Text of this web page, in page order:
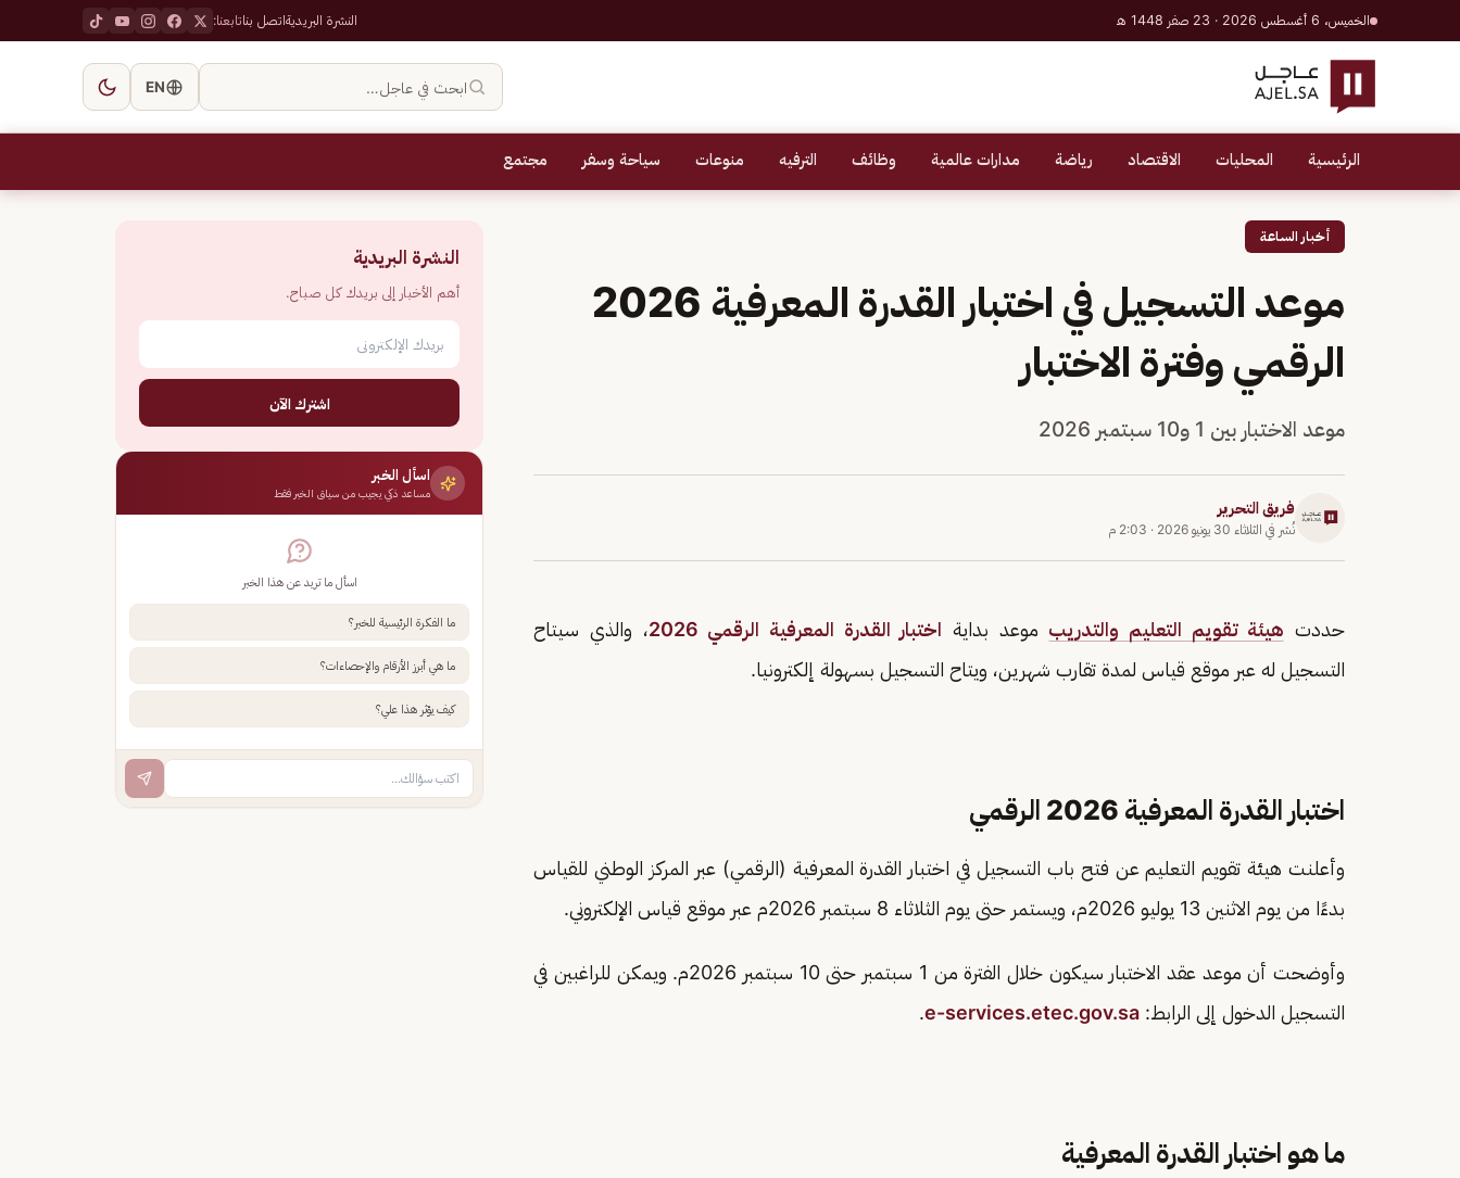
الخميس، 6 أغسطس 2026 · 23 صفر 1448 هـ النشرة البريديةاتصل بناتابعنا:
ابحث في عاجل… EN
الرئيسية المحليات الاقتصاد رياضة مدارات عالمية وظائف الترفيه منوعات سياحة وسفر مجتمع
أخبار الساعة
موعد التسجيل في اختبار القدرة المعرفية 2026
الرقمي وفترة الاختبار
موعد الاختبار بين 1 و10 سبتمبر 2026
فريق التحرير
نُشر في الثلاثاء 30 يونيو 2026 · 2:03 م
حددت هيئة تقويم التعليم والتدريب موعد بداية اختبار القدرة المعرفية الرقمي 2026
، والذي سيتاح
التسجيل له عبر موقع قياس لمدة تقارب شهرين، ويتاح التسجيل بسهولة إلكترونيا.
اختبار القدرة المعرفية 2026 الرقمي
وأعلنت هيئة تقويم التعليم عن فتح باب التسجيل في اختبار القدرة المعرفية (الرقمي) عبر المركز الوطني للقياس
بدءًا من يوم الاثنين 13 يوليو 2026م، ويستمر حتى يوم الثلاثاء 8 سبتمبر 2026م عبر موقع قياس الإلكتروني.
وأوضحت أن موعد عقد الاختبار سيكون خلال الفترة من 1 سبتمبر حتى 10 سبتمبر 2026م. ويمكن للراغبين في
التسجيل الدخول إلى الرابط: e-services.etec.gov.sa
.
ما هو اختبار القدرة المعرفية
النشرة البريدية
أهم الأخبار إلى بريدك كل صباح.
اشترك الآن
اسأل الخبر
مساعد ذكي يجيب من سياق الخبر فقط
اسأل ما تريد عن هذا الخبر
ما الفكرة الرئيسية للخبر؟
ما هي أبرز الأرقام والإحصاءات؟
كيف يؤثر هذا علي؟